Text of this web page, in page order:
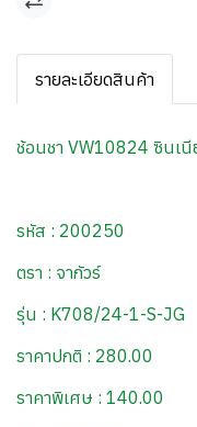
รายละเอียดสินค้า
ช้อนชา VW10824 ซินเนี
รหัส : 200250
ตรา : จากัวร์
รุ่น : K708/24-1-S-JG
ราคาปกติ : 280.00
ราคาพิเศษ : 140.00